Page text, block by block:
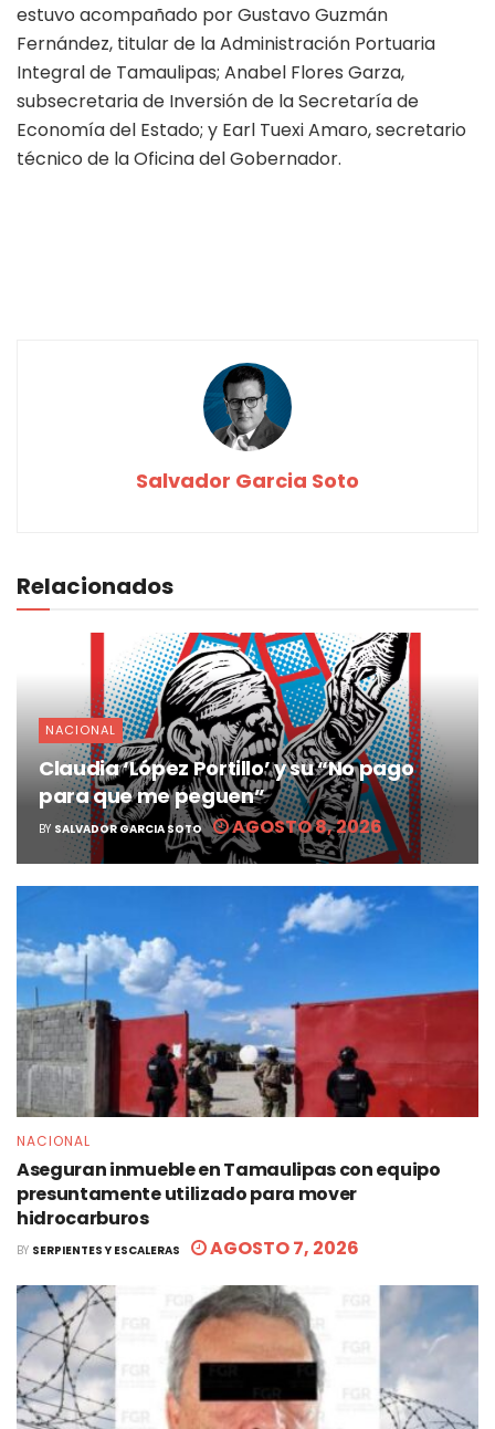
estuvo acompañado por Gustavo Guzmán
Fernández, titular de la Administración Portuaria
Integral de Tamaulipas; Anabel Flores Garza,
subsecretaria de Inversión de la Secretaría de
Economía del Estado; y Earl Tuexi Amaro, secretario
técnico de la Oficina del Gobernador.
Salvador Garcia Soto
Relacionados
NACIONAL
Claudia ‘López Portillo’ y su “No pago
para que me peguen”
BY SALVADOR GARCIA SOTO AGOSTO 8, 2026
NACIONAL
Aseguran inmueble en Tamaulipas con equipo
presuntamente utilizado para mover
hidrocarburos
BY SERPIENTES Y ESCALERAS AGOSTO 7, 2026